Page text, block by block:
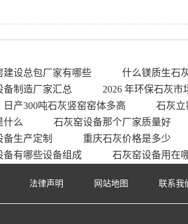
建设总包厂家有哪些
什么镁质生石
备制造厂家汇总
2026 年环保石灰市
日产300吨石灰竖窑窑体多高
石灰立
什么 石灰窑设备那个厂家质量好
生产定制 重庆石灰价格是多少
备有哪些设备组成 石灰窑设备用在
法律声明 网站地图 联系我